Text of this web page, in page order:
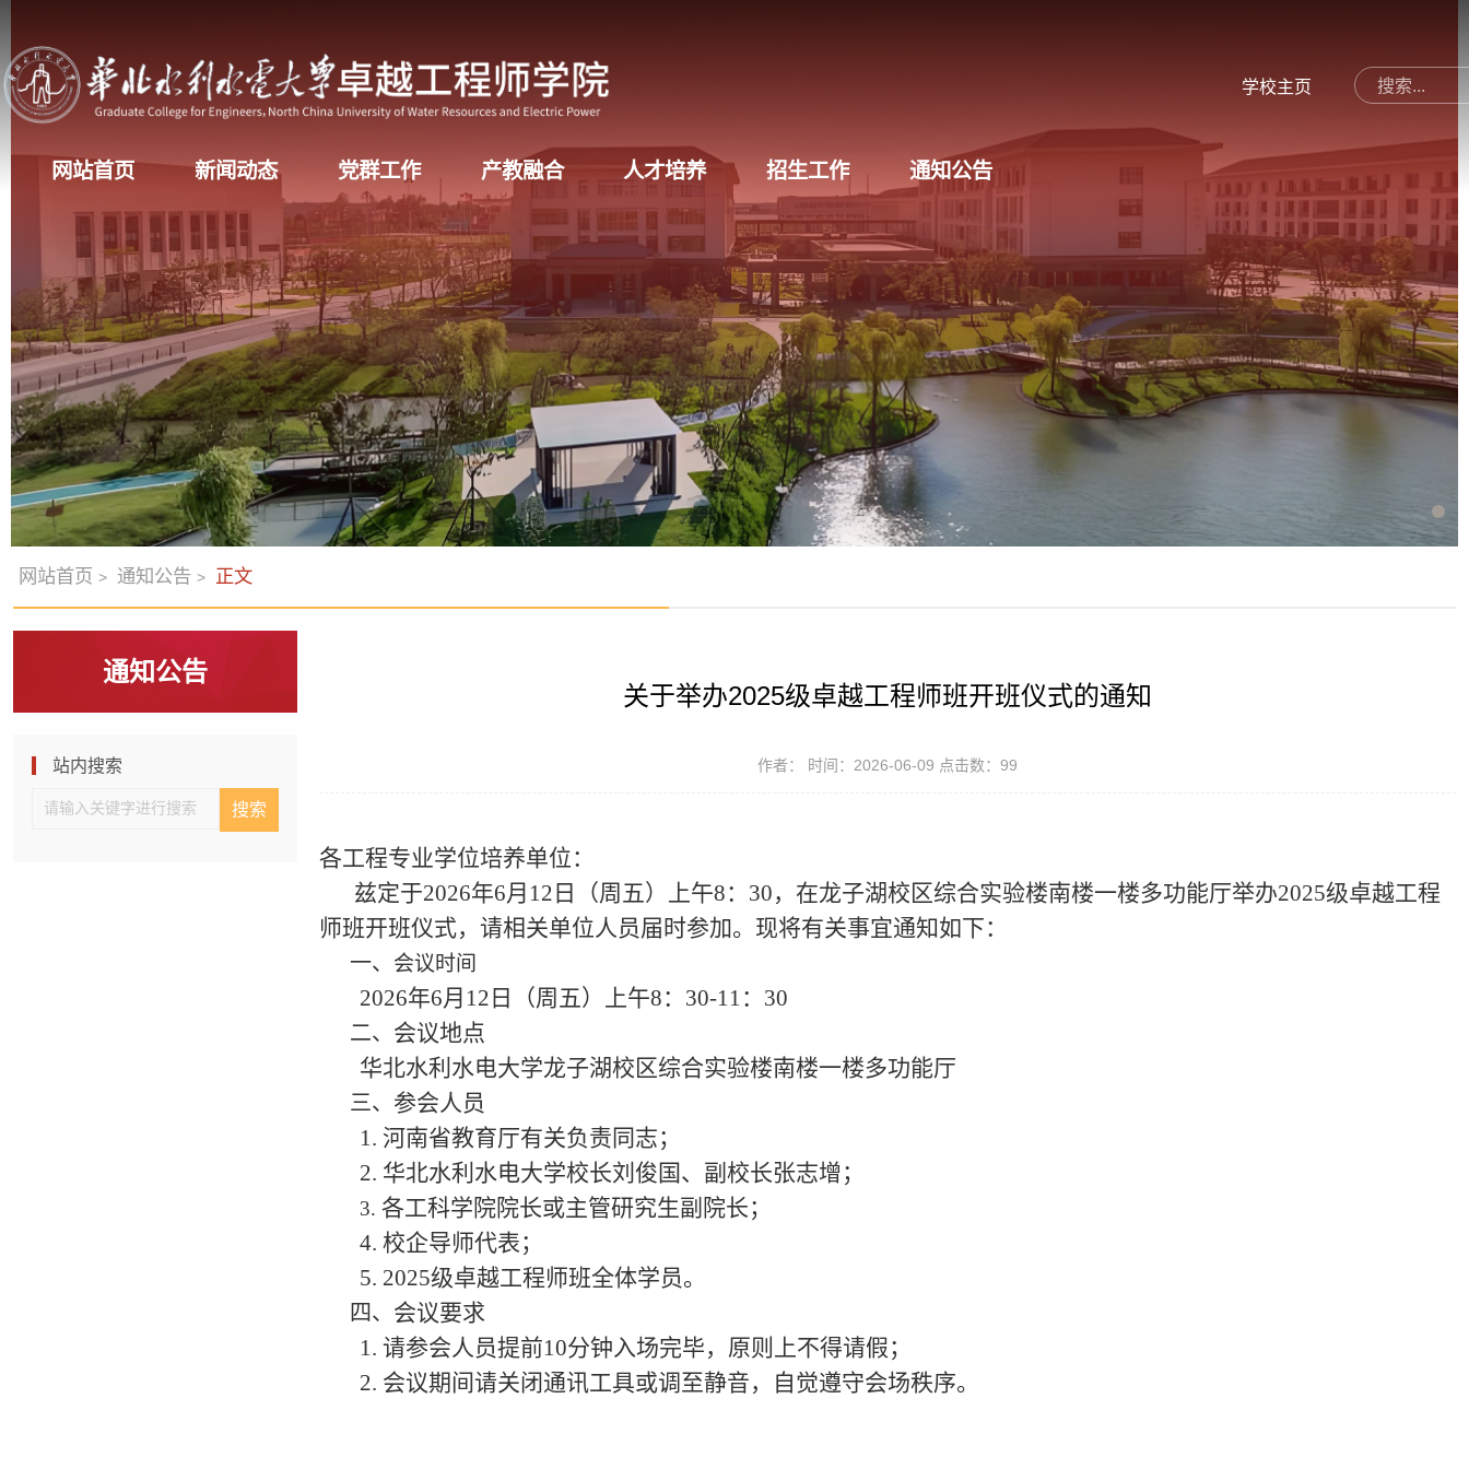
学校主页
网站首页 新闻动态 党群工作 产教融合 人才培养 招生工作 通知公告
网站首页 > 通知公告 > 正文
通知公告
站内搜索
关于举办2025级卓越工程师班开班仪式的通知
作者： 时间：2026-06-09 点击数： 99
各工程专业学位培养单位：
兹定于2026年6月 12 日（周五）上午8：30，在龙子湖校区综合实验楼南楼一楼多功能厅举办2025级卓越工程
师班开班仪式，请相关单位人员届时参加。现将有关事宜通知如下：
一、 会议时间
2026年6月 12 日（周五）上午8： 30-11： 30
二、 会议地点
华北水利水电大学龙子湖校区综合实验楼南楼一楼多功能厅
三、 参会人员
1. 河南省教育厅有关负责同志；
2. 华北水利水电大学校长刘俊国、副校长张志增；
3. 各工科学院院长或主管研究生副院长；
4. 校企导师代表；
5. 2025级卓越工程师班全体学员。
四、 会议要求
1. 请参会人员提前10分钟入场完毕，原则上不得请假；
2. 会议期间请关闭通讯工具或调至静音，自觉遵守会场秩序。